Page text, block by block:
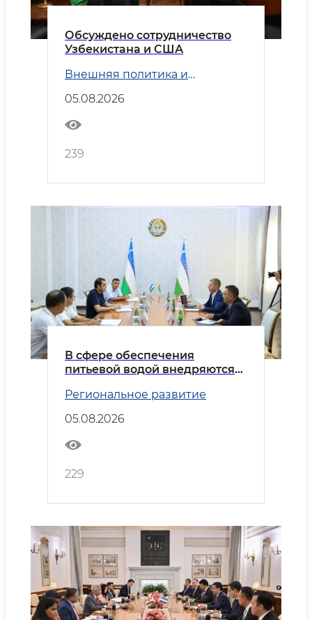
Обсуждено сотрудничество
Узбекистана и США
Внешняя политика и
05.08.2026
239
В сфере обеспечения
питьевой водой внедряются
Региональное развитие
05.08.2026
229